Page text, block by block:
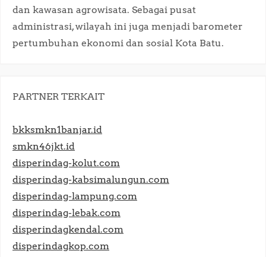
dan kawasan agrowisata. Sebagai pusat
administrasi, wilayah ini juga menjadi barometer
pertumbuhan ekonomi dan sosial Kota Batu.​
PARTNER TERKAIT
bkksmkn1banjar.id
smkn46jkt.id
disperindag-kolut.com
disperindag-kabsimalungun.com
disperindag-lampung.com
disperindag-lebak.com
disperindagkendal.com
disperindagkop.com